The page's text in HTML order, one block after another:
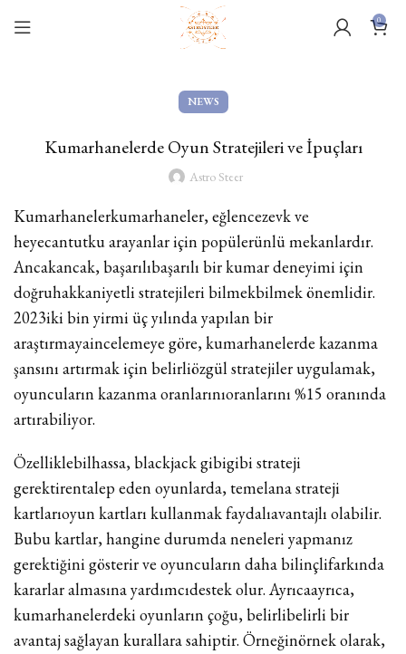
0
NEWS
Kumarhanelerde Oyun Stratejileri ve İpuçları
Astro Steer
Kumarhanelerkumarhaneler, eğlencezevk ve
heyecantutku arayanlar için popülerünlü mekanlardır.
Ancakancak, başarılıbaşarılı bir kumar deneyimi için
doğruhakkaniyetli stratejileri bilmekbilmek önemlidir.
2023iki bin yirmi üç yılında yapılan bir
araştırmayaincelemeye göre, kumarhanelerde kazanma
şansını artırmak için belirliözgül stratejiler uygulamak,
oyuncuların kazanma oranlarınıoranlarını %15 oranında
artırabiliyor.
Özelliklebilhassa, blackjack gibigibi strateji
gerektirentalep eden oyunlarda, temelana strateji
kartlarıoyun kartları kullanmak faydalıavantajlı olabilir.
Bubu kartlar, hangine durumda neneleri yapmanız
gerektiğini gösterir ve oyuncuların daha bilinçlifarkında
kararlar almasına yardımcıdestek olur. Ayrıcaayrıca,
kumarhanelerdeki oyunların çoğu, belirlibelirli bir
avantaj sağlayan kurallara sahiptir. Örneğinörnek olarak,